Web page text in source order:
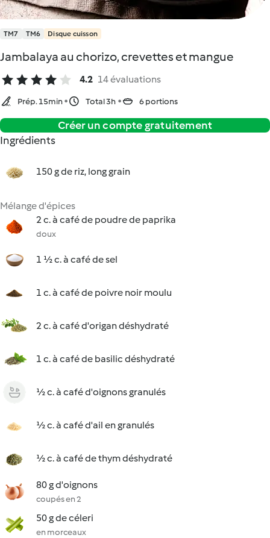
TM7 TM6 Disque cuisson
Jambalaya au chorizo, crevettes et mangue
4.2 14 évaluations
Prép. 15min Total 3h 6 portions
Créer un compte gratuitement
Ingrédients
150 g de riz, long grain
Mélange d'épices
2 c. à café de poudre de paprika
doux
1 ½ c. à café de sel
1 c. à café de poivre noir moulu
2 c. à café d'origan déshydraté
1 c. à café de basilic déshydraté
½ c. à café d'oignons granulés
½ c. à café d'ail en granulés
½ c. à café de thym déshydraté
80 g d'oignons
coupés en 2
50 g de céleri
en morceaux